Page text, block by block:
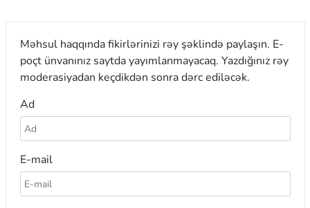
Məhsul haqqında fikirlərinizi rəy şəklində paylaşın. E-
poçt ünvanınız saytda yayımlanmayacaq. Yazdığınız rəy
moderasiyadan keçdikdən sonra dərc ediləcək.
Ad
E-mail